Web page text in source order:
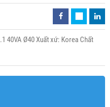
40VA Ø40 Xuất xứ: Korea Chất